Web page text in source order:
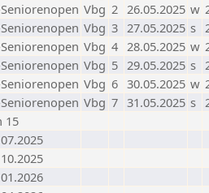
Vbg 2 26.05.2025 w
Vbg 3 27.05.2025 s
Vbg 4 28.05.2025 w
Vbg 5 29.05.2025 s
Vbg 6 30.05.2025 w
Vbg 7 31.05.2025 s
15